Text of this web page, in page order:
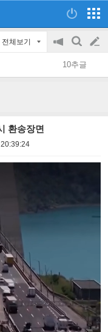
전체보기
공
지
on/off
검
색
글
쓰
10추글
환송장면